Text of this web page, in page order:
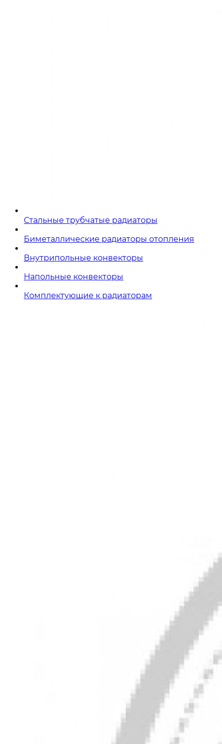
Стальные трубчатые радиаторы
Биметаллические радиаторы отопления
Внутрипольные конвекторы
Напольные конвекторы
Комплектующие к радиаторам